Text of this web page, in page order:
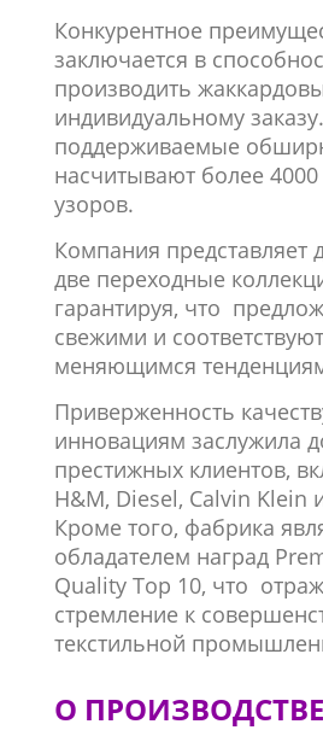
Конкурентное
заключается в
производить
индивидуальному
поддерживаемые
насчитывают более
узоров.
Компания представляет
две переходные
гарантируя, что
свежими и
меняющимся
Приверженность
инновациям заслужила
престижных клиентов,
H&M, Diesel, Calvin Klein
Кроме того, фабрика
обладателем наград
Quality Top 10, что
стремление к
текстильной
О ПРОИЗВОДСТВЕ